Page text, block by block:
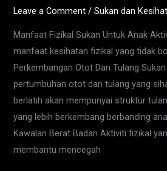
Leave a Comment /Sukan dan
Manfaat Fizikal Sukan Untuk Anak
manfaat kesihatan fizikal yang tidak
Perkembangan Otot Dan Tulang
pertumbuhan otot dan tulang yang
berlatih akan mempunyai struktur
yang lebih berkembang berbanding
Kawalan Berat Badan Aktiviti fizikal
membantu mencegah
Ibubapa
Sedar